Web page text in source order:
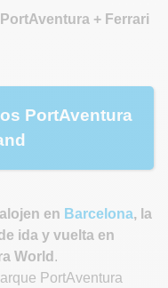
+ Ferrari
PortAventura
en Barcelona, la
ida y vuelta en
World .
PortAventura